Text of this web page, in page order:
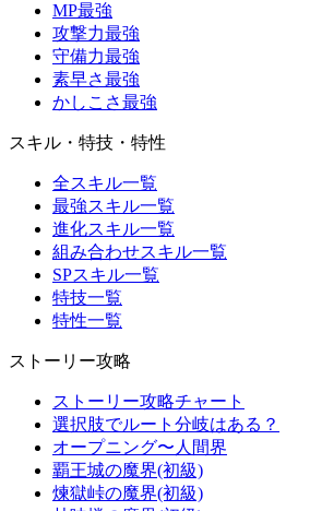
MP最強
攻撃力最強
守備力最強
素早さ最強
かしこさ最強
スキル・特技・特性
全スキル一覧
最強スキル一覧
進化スキル一覧
組み合わせスキル一覧
SPスキル一覧
特技一覧
特性一覧
ストーリー攻略
ストーリー攻略チャート
選択肢でルート分岐はある？
オープニング〜人間界
覇王城の魔界(初級)
煉獄峠の魔界(初級)